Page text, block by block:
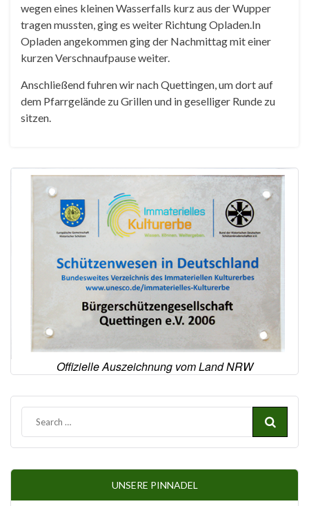
wegen eines kleinen Wasserfalls kurz aus der Wupper
tragen mussten, ging es weiter Richtung Opladen.In
Opladen angekommen ging der Nachmittag mit einer
kurzen Verschnaufpause weiter.
Anschließend fuhren wir nach Quettingen, um dort auf
dem Pfarrgelände zu Grillen und in geselliger Runde zu
sitzen.
Offizielle Auszeichnung vom Land NRW
UNSERE PINNADEL